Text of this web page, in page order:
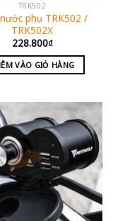
TRK502
phụ TRK502 /
TRK502X
228.800₫
VÀO GIỎ HÀNG